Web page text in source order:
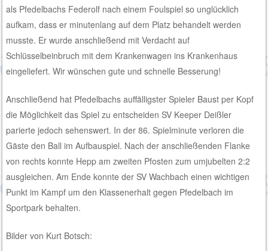
als Pfedelbachs Federolf nach einem Foulspiel so unglücklich
aufkam, dass er minutenlang auf dem Platz behandelt werden
musste. Er wurde anschließend mit Verdacht auf
Schlüsselbeinbruch mit dem Krankenwagen ins Krankenhaus
eingeliefert. Wir wünschen gute und schnelle Besserung!
Anschließend hat Pfedelbachs auffälligster Spieler Baust per Kopf
die Möglichkeit das Spiel zu entscheiden SV Keeper Deißler
parierte jedoch sehenswert. In der 86. Spielminute verloren die
Gäste den Ball im Aufbauspiel. Nach der anschließenden Flanke
von rechts konnte Hepp am zweiten Pfosten zum umjubelten 2:2
ausgleichen. Am Ende konnte der SV Wachbach einen wichtigen
Punkt im Kampf um den Klassenerhalt gegen Pfedelbach im
Sportpark behalten.
Bilder von Kurt Botsch: